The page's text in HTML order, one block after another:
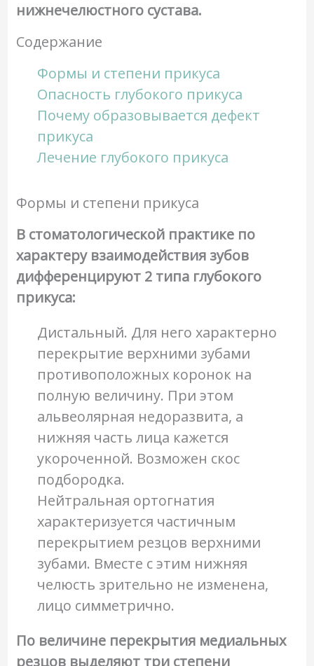
нижнечелюстного сустава.
Содержание
Формы и степени прикуса
Опасность глубокого прикуса
Почему образовывается дефект
прикуса
Лечение глубокого прикуса
Формы и степени прикуса
В стоматологической практике по
характеру взаимодействия зубов
дифференцируют 2 типа глубокого
прикуса:
Дистальный. Для него характерно
перекрытие верхними зубами
противоположных коронок на
полную величину. При этом
альвеолярная недоразвита, а
нижняя часть лица кажется
укороченной. Возможен скос
подбородка.
Нейтральная ортогнатия
характеризуется частичным
перекрытием резцов верхними
зубами. Вместе с этим нижняя
челюсть зрительно не изменена,
лицо симметрично.
По величине перекрытия медиальных
резцов выделяют три степени